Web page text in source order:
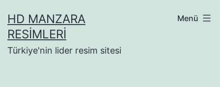
geçHD MANZARA
RESIMLERI
Türkiye'nin lider resim sitesi
Menü